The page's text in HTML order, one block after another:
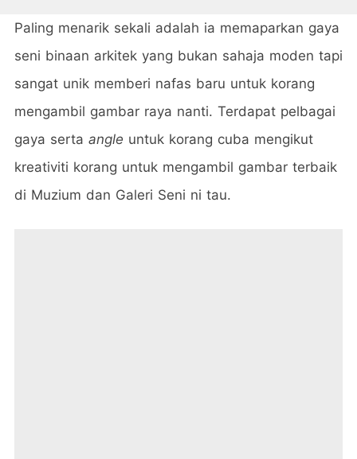
Paling menarik sekali adalah ia memaparkan gaya
seni binaan arkitek yang bukan sahaja moden tapi
sangat unik memberi nafas baru untuk korang
mengambil gambar raya nanti. Terdapat pelbagai
gaya serta angle untuk korang cuba mengikut
kreativiti korang untuk mengambil gambar terbaik
di Muzium dan Galeri Seni ni tau.